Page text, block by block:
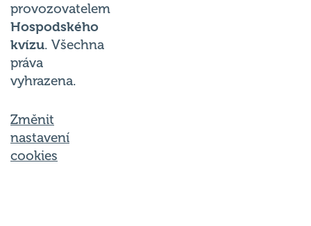
provozovatelem
Hospodského
kvízu. Všechna
práva
vyhrazena.
Změnit
nastavení
cookies